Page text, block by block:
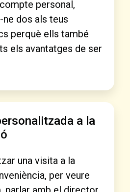
personal,
dos als teus
perquè ells també
els avantatges de ser
a la
una visita a la
per veure